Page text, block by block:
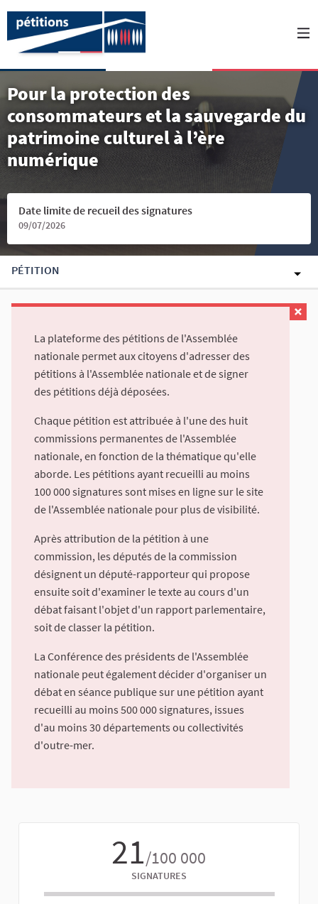
Pour la protection des
consommateurs et la sauvegarde du
patrimoine culturel à l’ère
numérique
Date limite de recueil des signatures
09/07/2026
PÉTITION
La plateforme des pétitions de l'Assemblée
nationale permet aux citoyens d'adresser des
pétitions à l'Assemblée nationale et de signer
des pétitions déjà déposées.
Chaque pétition est attribuée à l'une des huit
commissions permanentes de l'Assemblée
nationale, en fonction de la thématique qu'elle
aborde. Les pétitions ayant recueilli au moins
100 000 signatures sont mises en ligne sur le site
de l'Assemblée nationale pour plus de visibilité.
Après attribution de la pétition à une
commission, les députés de la commission
désignent un député-rapporteur qui propose
ensuite soit d'examiner le texte au cours d'un
débat faisant l'objet d'un rapport parlementaire,
soit de classer la pétition.
La Conférence des présidents de l'Assemblée
nationale peut également décider d'organiser un
débat en séance publique sur une pétition ayant
recueilli au moins 500 000 signatures, issues
d'au moins 30 départements ou collectivités
d'outre-mer.
21/100 000
SIGNATURES